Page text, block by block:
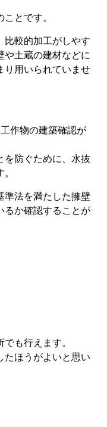
とです。
比較的加工がしやす
や土蔵の建材などに
り用いられていませ
作物の建築確認が
を防ぐために、水抜
準法を満たした擁壁
るか確認することが
も行えます。
たほうがよいと思い